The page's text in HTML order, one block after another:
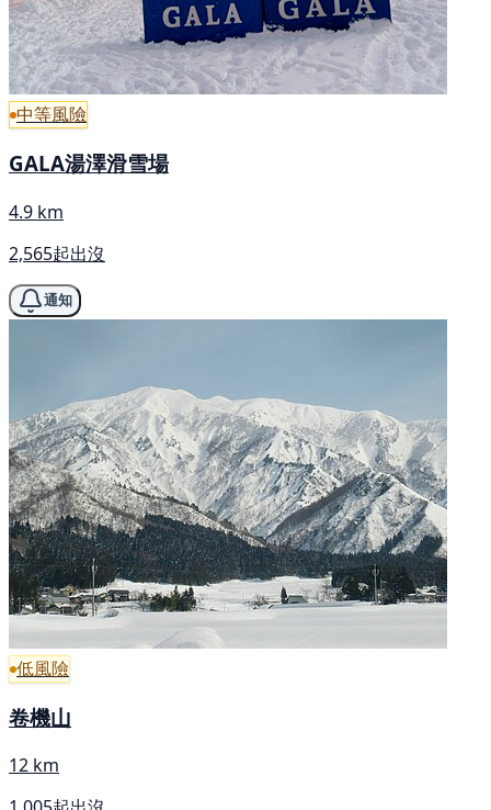
中等風險
GALA湯澤滑雪場
4.9 km
2,565起出沒
通知
低風險
卷機山
12 km